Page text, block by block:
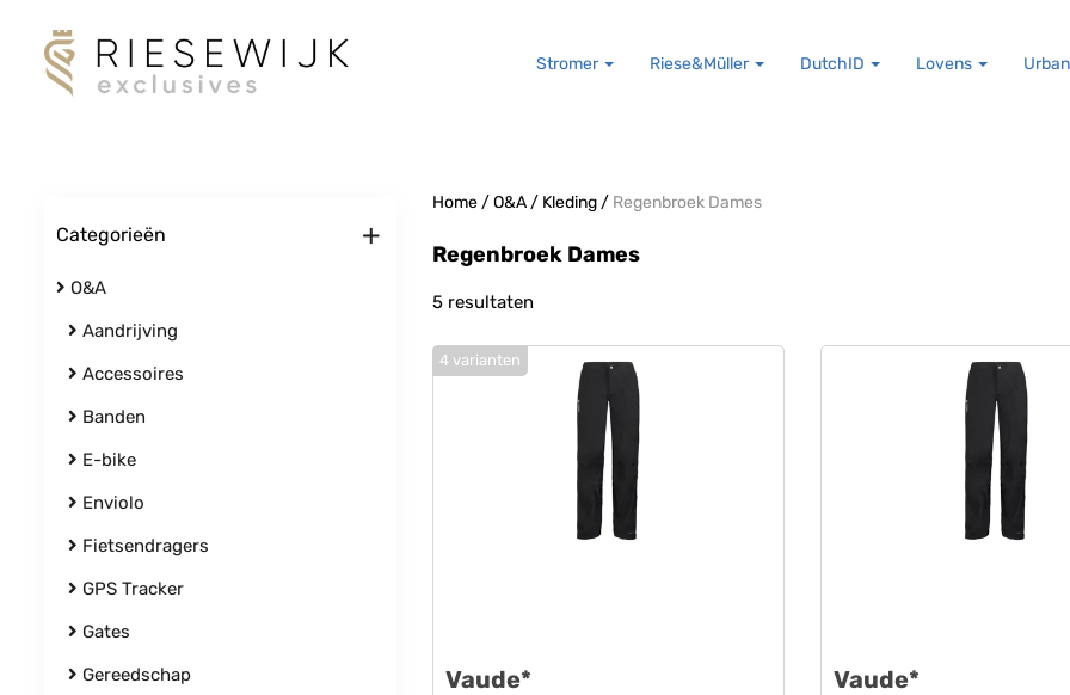
Stromer Riese&Müller DutchID Lovens
Categorieën +
O&A
Aandrijving
Accessoires
Banden
E-bike
Enviolo
Fietsendragers
GPS Tracker
Gates
Gereedschap
Home/O&A/ Kleding/ Regenbroek Dames
Regenbroek Dames
5 resultaten
Vaude*
4 varianten
Vaude*